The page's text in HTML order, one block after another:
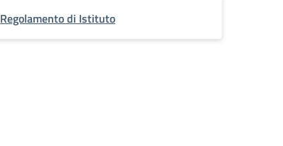
Regolamento di Istituto